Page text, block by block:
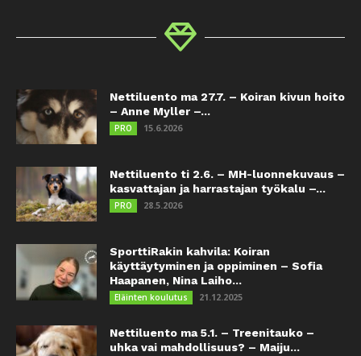
Nettiluento ma 27.7. – Koiran kivun hoito
– Anne Myller –...
PRO 15.6.2026
Nettiluento ti 2.6. – MH-luonnekuvaus –
kasvattajan ja harrastajan työkalu –...
PRO 28.5.2026
SporttiRakin kahvila: Koiran
käyttäytyminen ja oppiminen – Sofia
Haapanen, Nina Laiho...
Eläinten koulutus 21.12.2025
Nettiluento ma 5.1. – Treenitauko –
uhka vai mahdollisuus? – Maiju...